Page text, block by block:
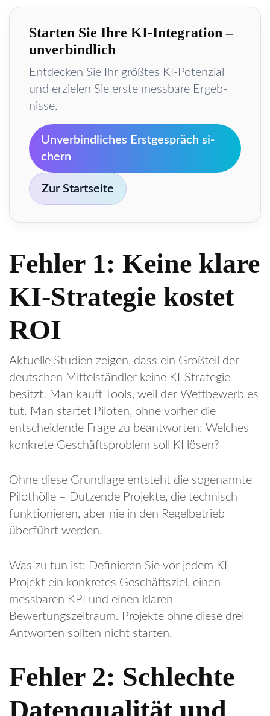
Star­ten Sie Ih­re KI-In­te­gra­ti­on –
un­ver­bind­lich
Ent­de­cken Sie Ihr größ­tes KI-Po­ten­zi­al
und er­zie­len Sie ers­te mess­ba­re Er­geb­
nis­se.
Un­ver­bind­li­ches Erst­ge­spräch si­
chern
Zur Start­sei­te
Fehler 1: Keine klare
KI-Strategie kostet
ROI
Aktuelle Studien zeigen, dass ein Großteil der
deutschen Mittelständler keine KI-Strategie
besitzt. Man kauft Tools, weil der Wettbewerb es
tut. Man startet Piloten, ohne vorher die
entscheidende Frage zu beantworten: Welches
konkrete Geschäftsproblem soll KI lösen?
Ohne diese Grundlage entsteht die sogenannte
Pilothölle – Dutzende Projekte, die technisch
funktionieren, aber nie in den Regelbetrieb
überführt werden.
Was zu tun ist: Definieren Sie vor jedem KI-
Projekt ein konkretes Geschäftsziel, einen
messbaren KPI und einen klaren
Bewertungszeitraum. Projekte ohne diese drei
Antworten sollten nicht starten.
Fehler 2: Schlechte
Datenqualität und